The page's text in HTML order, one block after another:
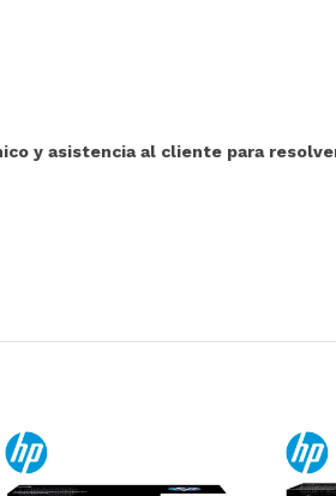
y asistencia al cliente para